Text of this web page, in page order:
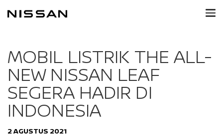
MOBIL LISTRIK THE ALL-
NEW NISSAN LEAF
SEGERA HADIR DI
INDONESIA
2 AGUSTUS 2021